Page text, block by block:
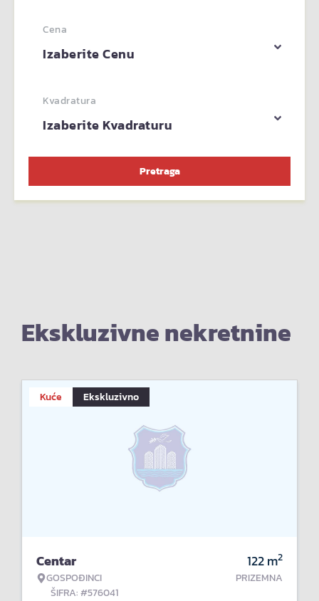
Cena
Izaberite Cenu
Kvadratura
Izaberite Kvadraturu
Pretraga
Ekskluzivne nekretnine
Kuće Ekskluzivno
Centar
GOSPOĐINCI
ŠIFRA: #576041
122m2
PRIZEMNA